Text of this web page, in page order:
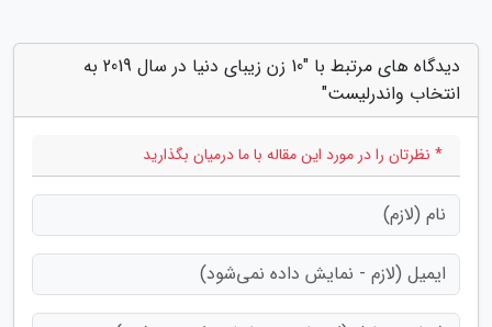
دیدگاه های مرتبط با "10 زن زیبای دنیا در سال 2019 به
انتخاب واندرلیست"
* نظرتان را در مورد این مقاله با ما درمیان بگذارید